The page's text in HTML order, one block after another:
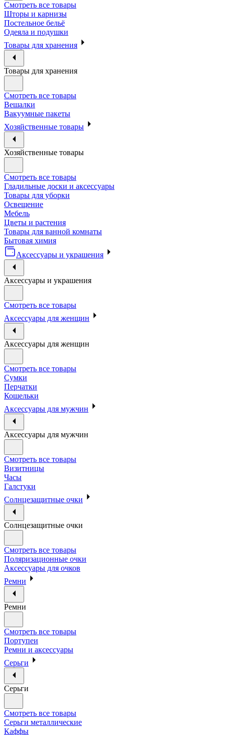
Смотреть все товары
Шторы и карнизы
Постельное бельё
Одеяла и подушки
Товары для хранения
Товары для хранения
Смотреть все товары
Вешалки
Вакуумные пакеты
Хозяйственные товары
Хозяйственные товары
Смотреть все товары
Гладильные доски и аксессуары
Товары для уборки
Освещение
Мебель
Цветы и растения
Товары для ванной комнаты
Бытовая химия
Аксессуары и украшения
Аксессуары и украшения
Смотреть все товары
Аксессуары для женщин
Аксессуары для женщин
Смотреть все товары
Сумки
Перчатки
Кошельки
Аксессуары для мужчин
Аксессуары для мужчин
Смотреть все товары
Визитницы
Часы
Галстуки
Солнцезащитные очки
Солнцезащитные очки
Смотреть все товары
Поляризационные очки
Аксессуары для очков
Ремни
Ремни
Смотреть все товары
Портупеи
Ремни и аксессуары
Серьги
Серьги
Смотреть все товары
Серьги металлические
Каффы